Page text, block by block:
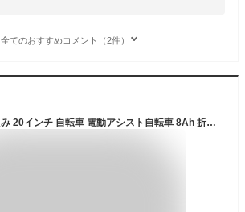
全てのおすすめコメント（2件）
電動自転車 折りたたみ 20インチ 自転車 電動アシスト自転車 8Ah 折りたたみ自転車 通学 通勤 折り畳み自転車 自転車本体 電動アシスト 外装6段変速付 簡易組立必要品 20インチ PELTECH 8.0Ah 12.0Ah TDN-208L 【TD】【代引不可】